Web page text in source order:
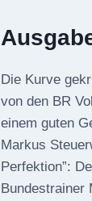
Die Kurve
von den BR
einem guten
Markus
Perfektion”:
Bundestrainer